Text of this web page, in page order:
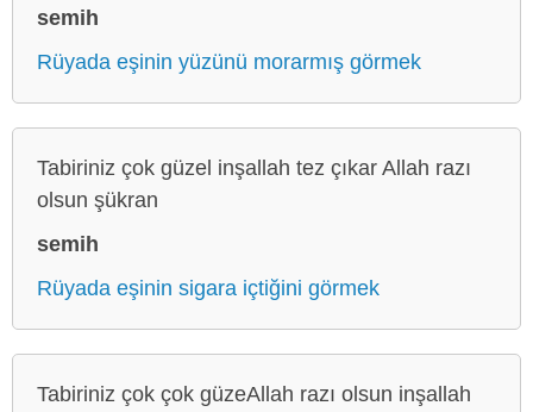
semih
Rüyada eşinin yüzünü morarmış görmek
Tabiriniz çok güzel inşallah tez çıkar Allah razı
olsun şükran
semih
Rüyada eşinin sigara içtiğini görmek
Tabiriniz çok çok güzeAllah razı olsun inşallah